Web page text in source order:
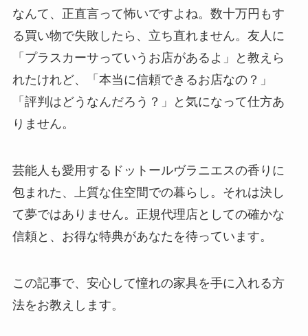
なんて、正直言って怖いですよね。数十万円もす
る買い物で失敗したら、立ち直れません。友人に
「プラスカーサっていうお店があるよ」と教えら
れたけれど、「本当に信頼できるお店なの？」
「評判はどうなんだろう？」と気になって仕方あ
りません。
芸能人も愛用するドットールヴラニエスの香りに
包まれた、上質な住空間での暮らし。それは決し
て夢ではありません。正規代理店としての確かな
信頼と、お得な特典があなたを待っています。
この記事で、安心して憧れの家具を手に入れる方
法をお教えします。